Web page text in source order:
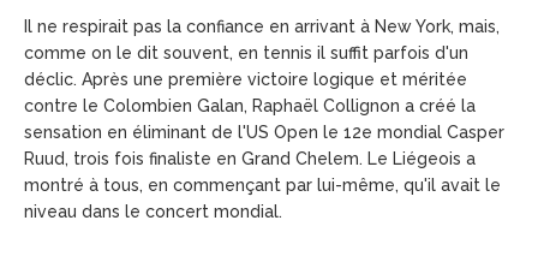
Il ne respirait pas la confiance en arrivant à New York, mais,
comme on le dit souvent, en tennis il suffit parfois d'un
déclic. Après une première victoire logique et méritée
contre le Colombien Galan, Raphaël Collignon a créé la
sensation en éliminant de l'US Open le 12e mondial Casper
Ruud, trois fois finaliste en Grand Chelem. Le Liégeois a
montré à tous, en commençant par lui-même, qu'il avait le
niveau dans le concert mondial.